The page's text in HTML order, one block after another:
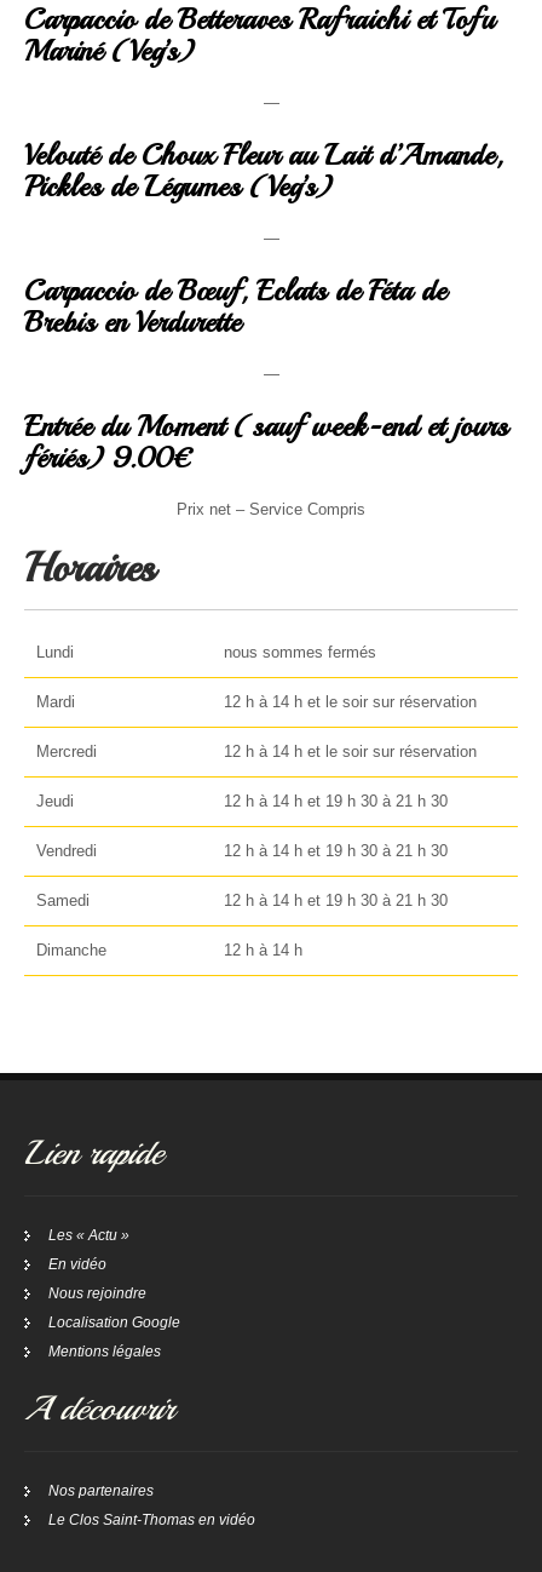
Carpaccio de Betteraves Rafraichi et Tofu
Mariné (Veg’s)
—
Velouté de Choux Fleur au Lait d’Amande,
Pickles de Légumes (Veg’s)
—
Carpaccio de Bœuf, Eclats de Féta de
Brebis en Verdurette
—
Entrée du Moment (sauf week-end et jours
fériés) 9.00€
Prix net – Service Compris
Horaires
Lundi nous sommes fermés
Mardi 12 h à 14 h et le soir sur réservation
Mercredi 12 h à 14 h et le soir sur réservation
Jeudi 12 h à 14 h et 19 h 30 à 21 h 30
Vendredi 12 h à 14 h et 19 h 30 à 21 h 30
Samedi 12 h à 14 h et 19 h 30 à 21 h 30
Dimanche 12 h à 14 h
Lien rapide
Les « Actu »
En vidéo
Nous rejoindre
Localisation Google
Mentions légales
A découvrir
Nos partenaires
Le Clos Saint-Thomas en vidéo